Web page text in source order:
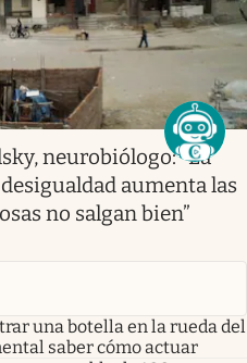
neurobiólogo: “La
aumenta las
no salgan bien”
una botella en la rueda del
saber cómo actuar